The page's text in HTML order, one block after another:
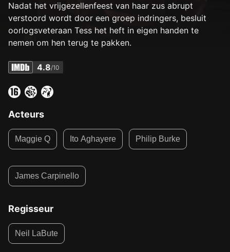
Nadat het vrijgezellenfeest van haar zus abrupt
verstoord wordt door een groep indringers, besluit
oorlogsveteraan Tess het heft in eigen handen te
nemen om hen terug te pakken.
4.8/10
Acteurs
Maggie Q Ito Aghayere Philip Burke
James Carpinello
Regisseur
Neil LaBute